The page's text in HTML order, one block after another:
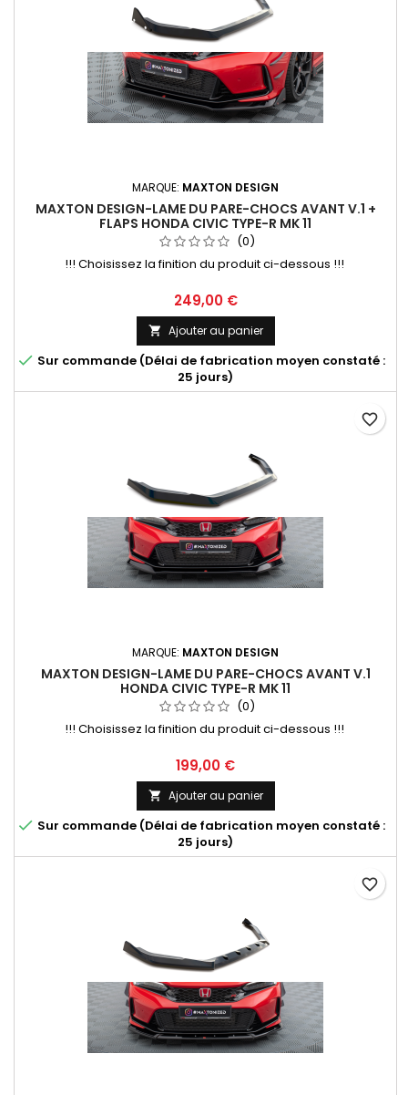
MARQUE: MAXTON DESIGN
MAXTON DESIGN-LAME DU PARE-CHOCS AVANT V.1 +
FLAPS HONDA CIVIC TYPE-R MK 11
(0)
!!! Choisissez la finition du produit ci-dessous !!!
Prix
249,00 €
 Ajouter au panier
 Sur commande (Délai de fabrication moyen constaté :
25 jours)
MARQUE: MAXTON DESIGN
MAXTON DESIGN-LAME DU PARE-CHOCS AVANT V.1
HONDA CIVIC TYPE-R MK 11
(0)
!!! Choisissez la finition du produit ci-dessous !!!
Prix
199,00 €
 Ajouter au panier
 Sur commande (Délai de fabrication moyen constaté :
25 jours)
favorite_border
favorite_border